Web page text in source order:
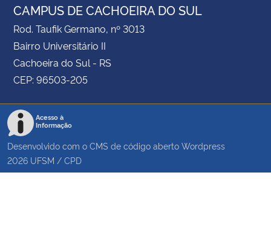
CAMPUS DE CACHOEIRA DO SUL
Rod. Taufik Germano, nº 3013
Bairro Universitário II
Cachoeira do Sul - RS
CEP: 96503-205
Acesso à
Informação
Desenvolvido com o CMS de código aberto Wordpress
2026 UFSM / CPD